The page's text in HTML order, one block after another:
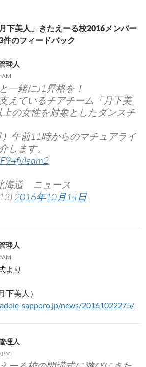
下美人」きたえーる校2016メンバー
のフィードバック
理人
AM
一緒にJ1昇格を！
えているチアチーム「月下美
上の女性を対象としたダンスチ
午前11時からのマチュアライ
します。
海道 ニュース
2016年10月14日
理人
AM
より
下美人）
sapporo.jp/news/20161022275/
理人